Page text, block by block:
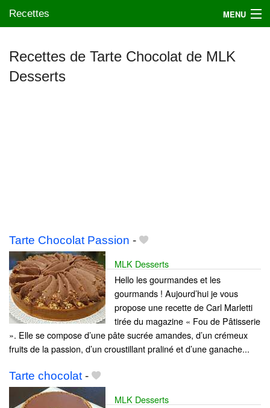
Recettes MENU
Mes blogs préférés
Recettes de Tarte Chocolat de MLK
Desserts
Tarte Chocolat Passion -
MLK Desserts
Hello les gourmandes et les
gourmands ! Aujourd’hui je vous
propose une recette de Carl Marletti
tirée du magazine « Fou de Pâtisserie
». Elle se compose d’une pâte sucrée amandes, d’un crémeux
fruits de la passion, d’un croustillant praliné et d’une ganache...
Tarte chocolat-
MLK Desserts